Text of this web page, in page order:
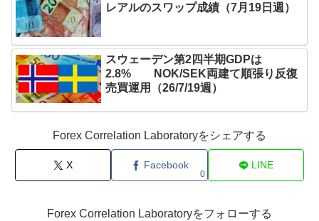
レアルのスワップ成績（7月19日週）
スウェーデン第2四半期GDPは
2.8% NOK/SEK両建て順張り反復
売買運用（26/7/19週）
Forex Correlation Laboratoryをシェアする
X Facebook
0
LINE
Forex Correlation Laboratoryをフォローする